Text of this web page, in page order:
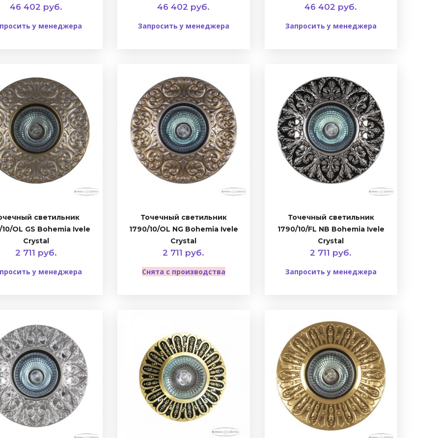
46 402 руб.
у менеджера
46 402 руб.
Запросить у менеджера
46 402 руб.
Запросить у менеджера
светильник
10/OL GS Bohemia Ivele
Crystal
2 711 руб.
у менеджера
Точечный светильник
1790/10/OL NG Bohemia Ivele
Crystal
2 711 руб.
Снята с производства
Точечный светильник
1790/10/FL NB Bohemia Ivele
Crystal
2 711 руб.
Запросить у менеджера